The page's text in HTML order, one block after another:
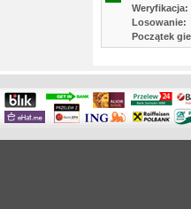
Weryfikacja:
Losowanie:
Początek